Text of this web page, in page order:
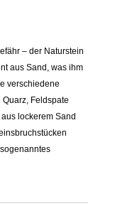
– der Naturstein
aus Sand, was ihm
verschiedene
Feldspate
lockerem Sand